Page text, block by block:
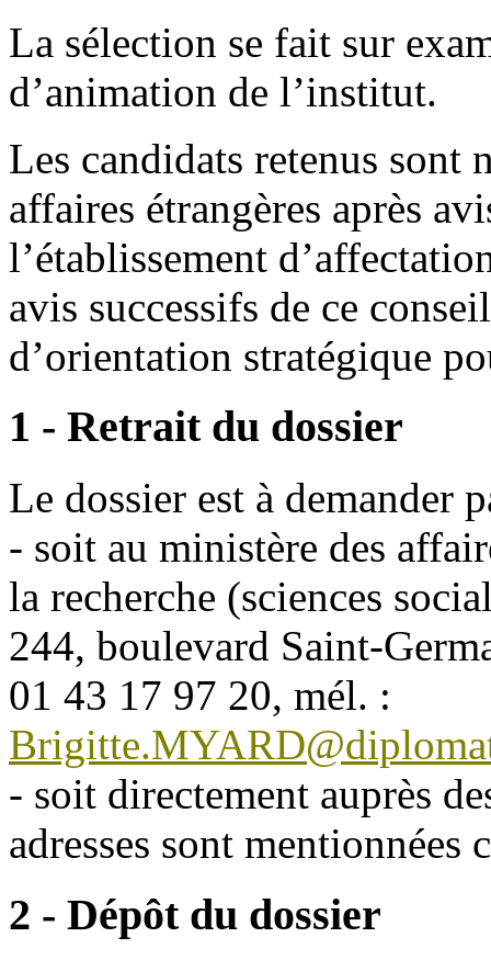
La sélection se fait sur
d’animation de l’institut.
Les candidats retenus sont
affaires étrangères après
l’établissement
avis successifs de ce
d’orientation stratégique
1 - Retrait du dossier
Le dossier est à demander
- soit au ministère des
la recherche (sciences
244, boulevard Saint-
01 43 17 97 20, mél. :
- soit directement auprès
adresses sont mentionnées
2 - Dépôt du dossier